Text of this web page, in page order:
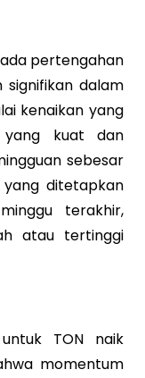
pertengahan
signifikan dalam
kenaikan yang
yang kuat dan
sebesar
yang ditetapkan
terakhir,
atau tertinggi
TON naik
momentum